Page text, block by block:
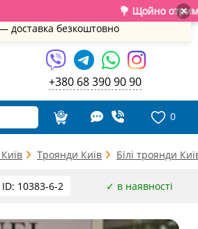
💐 Щойно отримали ×
доставка безкоштовно
+380 68 390 90 90
0
Троянди Київ Білі троянди
ID: 10383-6-2 ✓ в наявності